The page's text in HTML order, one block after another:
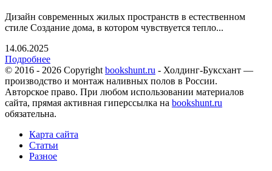
Дизайн современных жилых пространств в естественном
стиле Создание дома, в котором чувствуется тепло...
14.06.2025
Подробнее
© 2016 - 2026 Copyright bookshunt.ru - Холдинг-Буксхант —
производство и монтаж наливных полов в России.
Авторское право. При любом использовании материалов
сайта, прямая активная гиперссылка на bookshunt.ru
обязательна.
Карта сайта
Статьи
Разное